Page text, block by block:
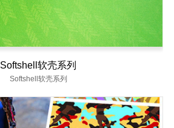
Softshell软壳系列
Softshell软壳系列